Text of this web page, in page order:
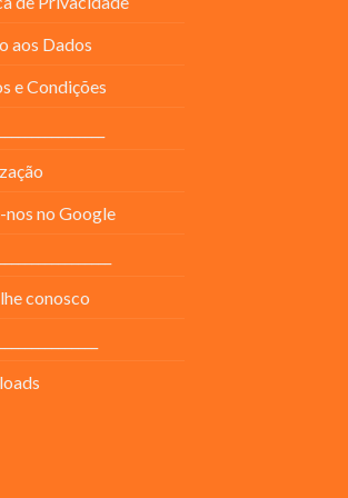
aos Dados
e Condições
nos no Google
conosco